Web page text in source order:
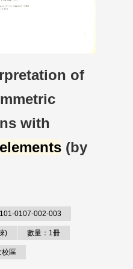
of
with
(by
0107-002-003
) 數量：1冊
區